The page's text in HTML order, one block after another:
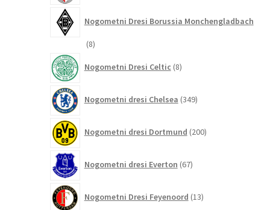
Nogometni Dresi Borussia Monchengladbach
88
Nogometni Dresi Celtic 8izdelkov
Nogometni dresi Chelsea 349izdelkov
Nogometni dresi Dortmund 200izdelkov
Nogometni dresi Everton 67izdelkov
Nogometni Dresi Feyenoord 13izdelkov